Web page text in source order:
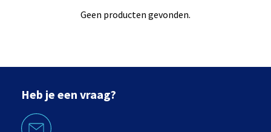
Geen producten gevonden.
Heb je een vraag?